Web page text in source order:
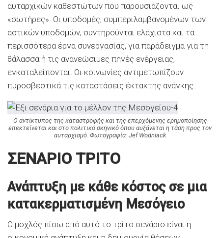
αυταρχικών καθεστώτων που παρουσιάζονται ως
«σωτήρες». Οι υποδομές, συμπεριλαμβανομένων των
αστικών υποδομών, συντηρούνται ελάχιστα και τα
περισσότερα έργα συνεργασίας, για παράδειγμα για τη
θάλασσα ή τις ανανεώσιμες πηγές ενέργειας,
εγκαταλείπονται. Οι κοινωνίες αντιμετωπίζουν
πυροσβεστικά τις καταστάσεις έκτακτης ανάγκης.
Ο αντίκτυπος της καταστροφής και της επερχόμενης ερημοποίησης
επεκτείνεται και στο πολιτικό σκηνικό όπου αυξάνεται η τάση προς τον
αυταρχισμό. Φωτογραφία: Jef Wodniack
ΣΕΝΑΡΙΟ ΤΡΙΤΟ
Ανάπτυξη με κάθε κόστος σε μια
κατακερματισμένη Μεσόγειο
Ο μοχλός πίσω από αυτό το τρίτο σενάριο είναι η